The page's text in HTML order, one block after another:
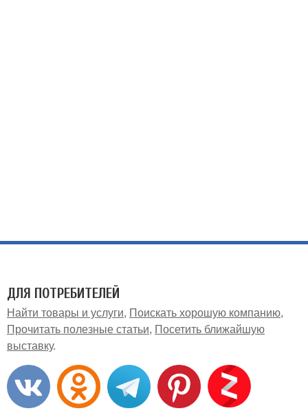
ДЛЯ ПОТРЕБИТЕЛЕЙ
Найти товары и услуги
Поискать хорошую компанию
Прочитать полезные статьи
Посетить ближайшую
выставку